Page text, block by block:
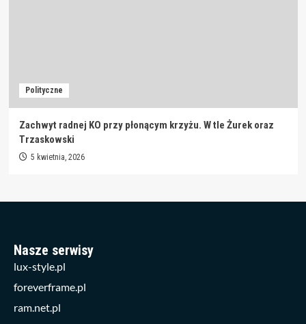
Polityczne
Zachwyt radnej KO przy płonącym krzyżu. W tle Żurek oraz
Trzaskowski
5 kwietnia, 2026
Nasze serwisy
lux-style.pl
foreverframe.pl
ram.net.pl